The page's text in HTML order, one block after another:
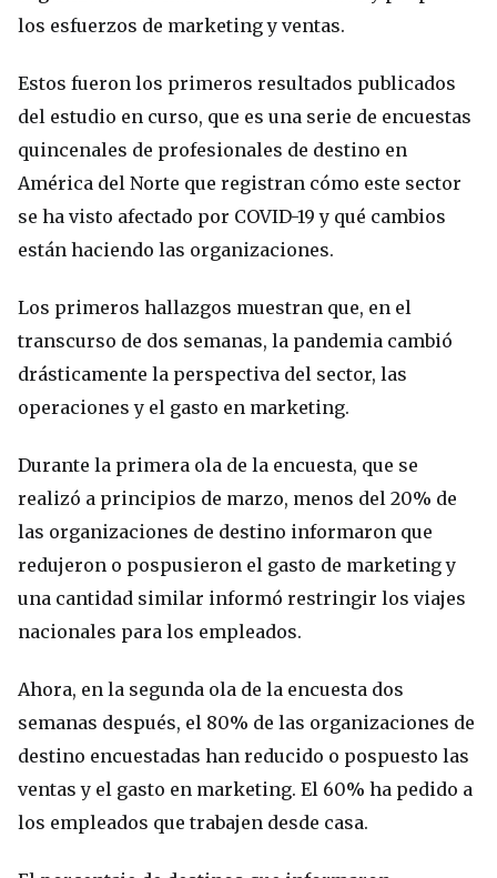
los esfuerzos de marketing y ventas.
Estos fueron los primeros resultados publicados
del estudio en curso, que es una serie de encuestas
quincenales de profesionales de destino en
América del Norte que registran cómo este sector
se ha visto afectado por COVID-19 y qué cambios
están haciendo las organizaciones.
Los primeros hallazgos muestran que, en el
transcurso de dos semanas, la pandemia cambió
drásticamente la perspectiva del sector, las
operaciones y el gasto en marketing.
Durante la primera ola de la encuesta, que se
realizó a principios de marzo, menos del 20% de
las organizaciones de destino informaron que
redujeron o pospusieron el gasto de marketing y
una cantidad similar informó restringir los viajes
nacionales para los empleados.
Ahora, en la segunda ola de la encuesta dos
semanas después, el 80% de las organizaciones de
destino encuestadas han reducido o pospuesto las
ventas y el gasto en marketing. El 60% ha pedido a
los empleados que trabajen desde casa.